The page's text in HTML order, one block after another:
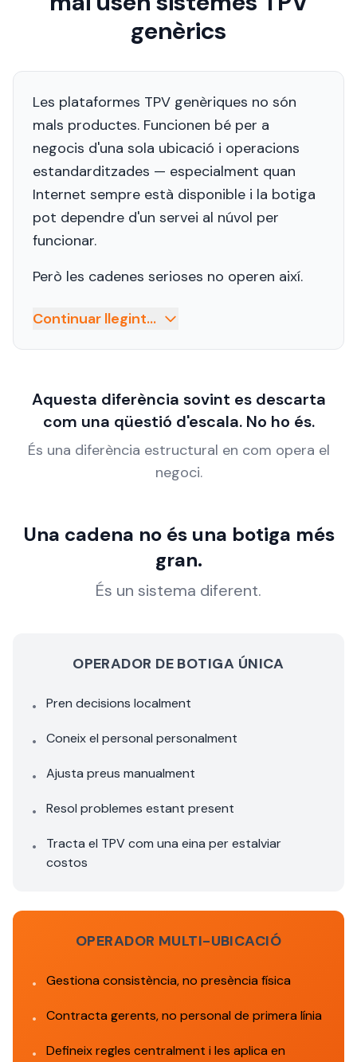
genèrics
Les plataformes TPV genèriques no són
mals productes. Funcionen bé per a
negocis d'una sola ubicació i operacions
estandarditzades — especialment quan
Internet sempre està disponible i la botiga
pot dependre d'un servei al núvol per
funcionar.
Però les cadenes serioses no operen així.
Continuar llegint...
Aquesta diferència sovint es descarta
com una qüestió d'escala. No ho és.
És una diferència estructural en com opera el
negoci.
Una cadena no és una botiga més
gran.
És un sistema diferent.
OPERADOR DE BOTIGA ÚNICA
• Pren decisions localment
• Coneix el personal personalment
• Ajusta preus manualment
• Resol problemes estant present
•
Tracta el TPV com una eina per estalviar
costos
OPERADOR MULTI-UBICACIÓ
• Gestiona consistència, no presència física
• Contracta gerents, no personal de primera línia
•
Defineix regles centralment i les aplica en